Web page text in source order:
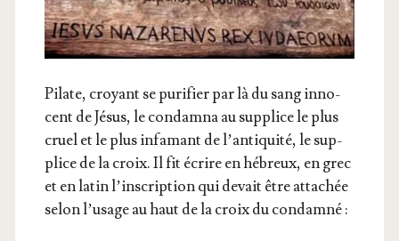
Pilate, croyant se puri­fier par là du sang inno­
cent de Jésus, le condam­na au sup­plice le plus
cruel et le plus infa­mant de l’antiquité, le sup­
plice de la croix. Il fit écrire en hébreux, en grec
et en latin l’inscription qui devait être atta­chée
selon l’usage au haut de la croix du condamné :